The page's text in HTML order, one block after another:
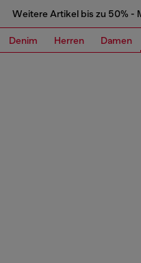
Weitere Artikel bis zu 50% -
Denim Herren Damen